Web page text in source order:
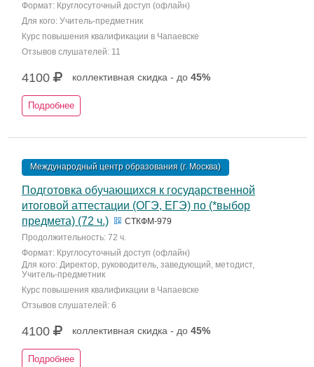
Формат: Круглосуточный доступ (офлайн)
Для кого: Учитель-предметник
Курс повышения квалификации в Чапаевске
Отзывов слушателей: 11
4100 коллективная скидка - до 45%
Подробнее
Международный центр образования (г. Москва)
Подготовка обучающихся к государственной
итоговой аттестации (ОГЭ, ЕГЭ) по (*выбор
предмета) (72 ч.)
СТКФМ-979
Продолжительность: 72 ч.
Формат: Круглосуточный доступ (офлайн)
Для кого: Директор, руководитель, заведующий, методист,
Учитель-предметник
Курс повышения квалификации в Чапаевске
Отзывов слушателей: 6
4100 коллективная скидка - до 45%
Подробнее